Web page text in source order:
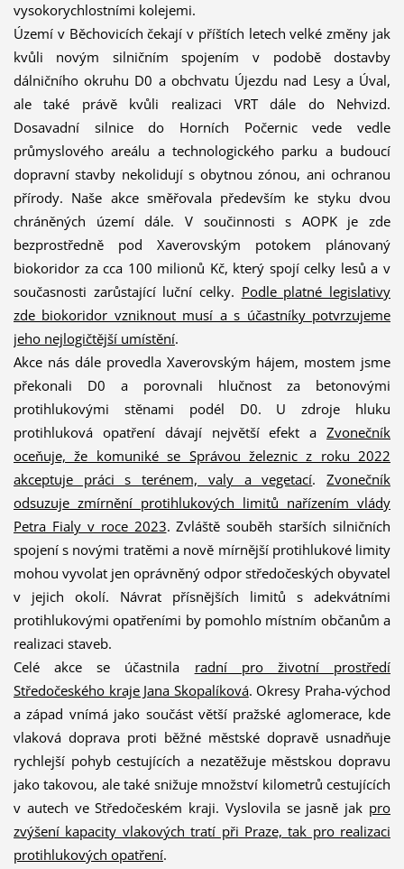
vysokorychlostními kolejemi.
Území v Běchovicích čekají v příštích letech velké změny jak
kvůli novým silničním spojením v podobě dostavby
dálničního okruhu D0 a obchvatu Újezdu nad Lesy a Úval,
ale také právě kvůli realizaci VRT dále do Nehvizd.
Dosavadní silnice do Horních Počernic vede vedle
průmyslového areálu a technologického parku a budoucí
dopravní stavby nekolidují s obytnou zónou, ani ochranou
přírody. Naše akce směřovala především ke styku dvou
chráněných území dále. V součinnosti s AOPK je zde
bezprostředně pod Xaverovským potokem plánovaný
biokoridor za cca 100 milionů Kč, který spojí celky lesů a v
současnosti zarůstající luční celky. Podle platné legislativy
zde biokoridor vzniknout musí a s účastníky potvrzujeme
jeho nejlogičtější umístění.
Akce nás dále provedla Xaverovským hájem, mostem jsme
překonali D0 a porovnali hlučnost za betonovými
protihlukovými stěnami podél D0. U zdroje hluku
protihluková opatření dávají největší efekt aZvonečník
oceňuje, že komuniké se Správou železnic z roku 2022
akceptuje práci s terénem, valy a vegetací.Zvonečník
odsuzuje zmírnění protihlukových limitů nařízením vlády
Petra Fialy v roce 2023. Zvláště souběh starších silničních
spojení s novými tratěmi a nově mírnější protihlukové limity
mohou vyvolat jen oprávněný odpor středočeských obyvatel
v jejich okolí. Návrat přísnějších limitů s adekvátními
protihlukovými opatřeními by pomohlo místním občanům a
realizaci staveb.
Celé akce se účastnila radní pro životní prostředí
Středočeského kraje Jana Skopalíková. Okresy Praha-východ
a západ vnímá jako součást větší pražské aglomerace, kde
vlaková doprava proti běžné městské dopravě usnadňuje
rychlejší pohyb cestujících a nezatěžuje městskou dopravu
jako takovou, ale také snižuje množství kilometrů cestujících
v autech ve Středočeském kraji. Vyslovila se jasně jak pro
zvýšení kapacity vlakových tratí při Praze, tak pro realizaci
protihlukových opatření.